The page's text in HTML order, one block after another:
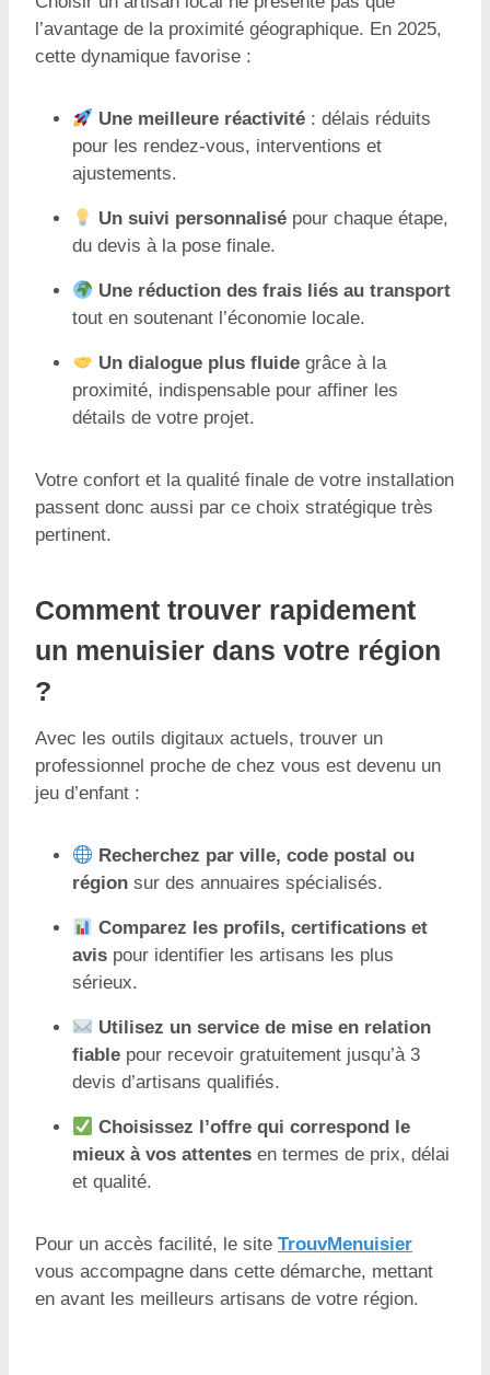
l’avantage de la proximité géographique. En 2025,
cette dynamique favorise :
Une meilleure réactivité : délais réduits
pour les rendez-vous, interventions et
ajustements.
Un suivi personnalisé pour chaque étape,
du devis à la pose finale.
Une réduction des frais liés au transport
tout en soutenant l’économie locale.
Un dialogue plus fluide grâce à la
proximité, indispensable pour affiner les
détails de votre projet.
Votre confort et la qualité finale de votre installation
passent donc aussi par ce choix stratégique très
pertinent.
Comment trouver rapidement
un menuisier dans votre région
?
Avec les outils digitaux actuels, trouver un
professionnel proche de chez vous est devenu un
jeu d’enfant :
Recherchez par ville, code postal ou
région sur des annuaires spécialisés.
Comparez les profils, certifications et
avis pour identifier les artisans les plus
sérieux.
Utilisez un service de mise en relation
fiable pour recevoir gratuitement jusqu’à 3
devis d’artisans qualifiés.
Choisissez l’offre qui correspond le
mieux à vos attentes en termes de prix, délai
et qualité.
Pour un accès facilité, le site TrouvMenuisier
vous accompagne dans cette démarche, mettant
en avant les meilleurs artisans de votre région.